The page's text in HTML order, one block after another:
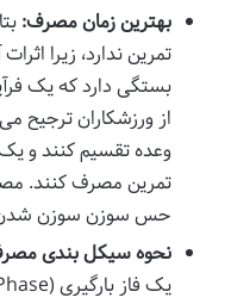
بهترین زمان مصرف:
تمرین ندارد، زیرا
بستگی دارد که یک
از ورزشکاران ترجیح
تمرین مصرف کنند.
حس سوزن سوزن شدن
نحوه سیکل بندی